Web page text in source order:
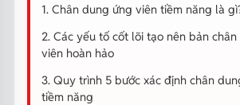
1. Chân dung ứng viên tiềm năng là
2. Các yếu tố cốt lõi tạo nên bản
viên hoàn hảo
3. Quy trình 5 bước xác định chân
tiềm năng